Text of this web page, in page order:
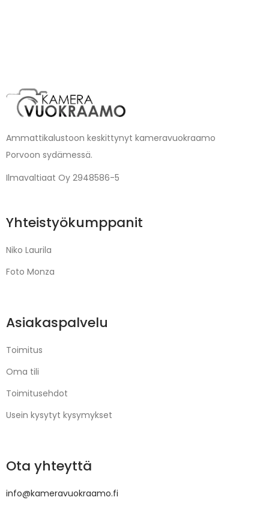
Ammattikalustoon keskittynyt kameravuokraamo
Porvoon sydämessä.
Ilmavaltiaat Oy 2948586-5
Yhteistyökumppanit
Niko Laurila
Foto Monza
Asiakaspalvelu
Toimitus
Oma tili
Toimitusehdot
Usein kysytyt kysymykset
Ota yhteyttä
info@kameravuokraamo.fi